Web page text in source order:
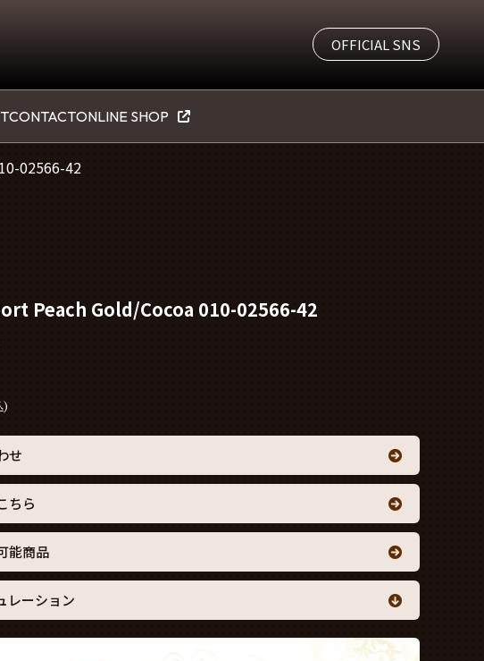
OFFICIAL SNS
CONTACTONLINE SHOP
02566-42
Peach Gold/Cocoa 010-02566-42
)
せ
ちら
能商品
レーション